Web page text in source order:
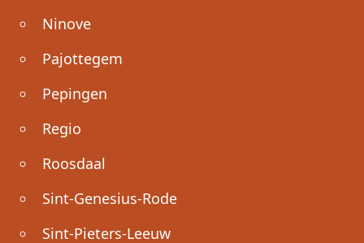
Ninove
Pajottegem
Pepingen
Regio
Roosdaal
Sint-Genesius-Rode
Sint-Pieters-Leeuw